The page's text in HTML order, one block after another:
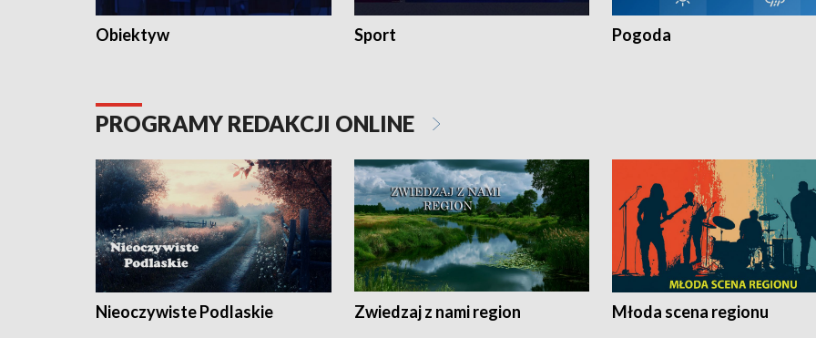
Obiektyw Sport Pogoda
PROGRAMY REDAKCJI ONLINE
Nieoczywiste Podlaskie Zwiedzaj z nami region Młoda scena regionu